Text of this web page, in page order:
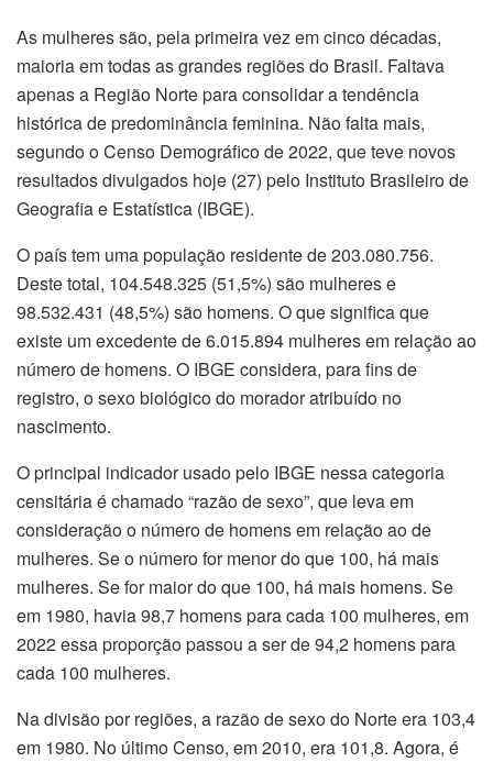
As mulheres são, pela primeira vez em cinco décadas,
maioria em todas as grandes regiões do Brasil. Faltava
apenas a Região Norte para consolidar a tendência
histórica de predominância feminina. Não falta mais,
segundo o Censo Demográfico de 2022, que teve novos
resultados divulgados hoje (27) pelo Instituto Brasileiro de
Geografia e Estatística (IBGE).
O país tem uma população residente de 203.080.756.
Deste total, 104.548.325 (51,5%) são mulheres e
98.532.431 (48,5%) são homens. O que significa que
existe um excedente de 6.015.894 mulheres em relação ao
número de homens. O IBGE considera, para fins de
registro, o sexo biológico do morador atribuído no
nascimento.
O principal indicador usado pelo IBGE nessa categoria
censitária é chamado “razão de sexo”, que leva em
consideração o número de homens em relação ao de
mulheres. Se o número for menor do que 100, há mais
mulheres. Se for maior do que 100, há mais homens. Se
em 1980, havia 98,7 homens para cada 100 mulheres, em
2022 essa proporção passou a ser de 94,2 homens para
cada 100 mulheres.
Na divisão por regiões, a razão de sexo do Norte era 103,4
em 1980. No último Censo, em 2010, era 101,8. Agora, é